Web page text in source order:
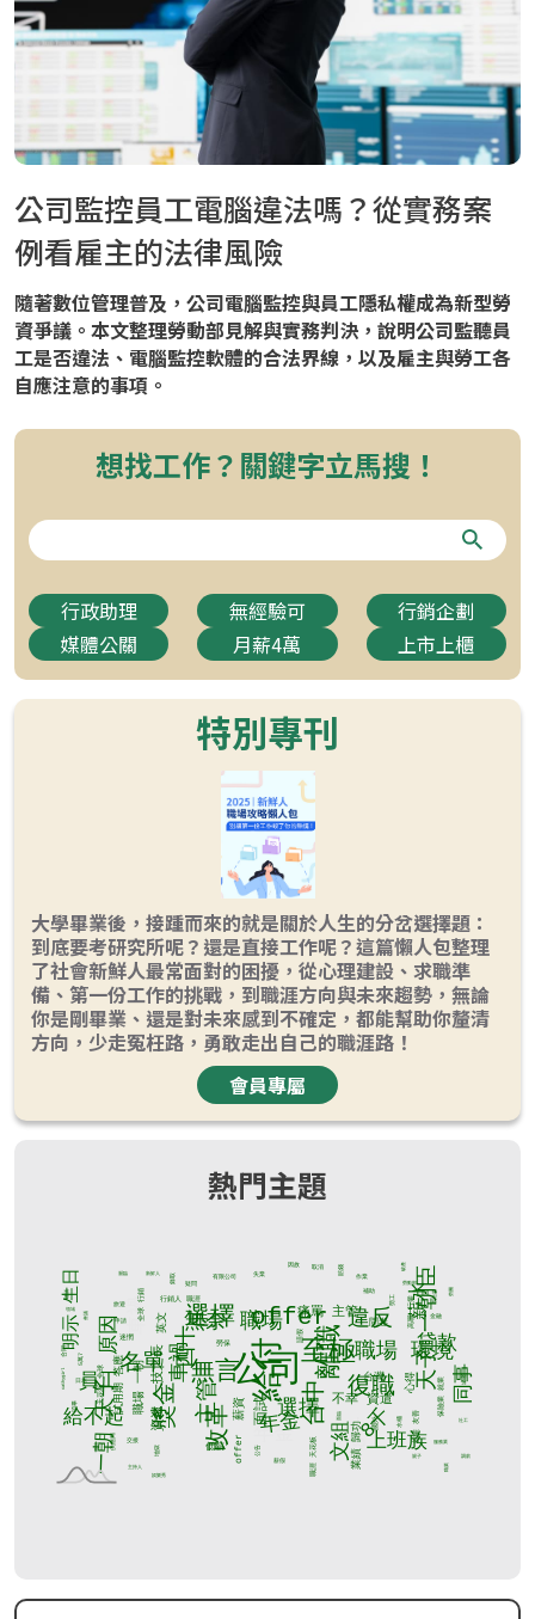
公司監控員工電腦違法嗎？從實務案
例看雇主的法律風險
隨著數位管理普及，公司電腦監控與員工隱私權成為新型勞
資爭議。本文整理勞動部見解與實務判決，說明公司監聽員
工是否違法、電腦監控軟體的合法界線，以及雇主與勞工各
自應注意的事項。
想找工作？關鍵字立馬搜！
行政助理 無經驗可
行銷企劃
媒體公關
月薪4萬 上市上櫃
特別專刊
大學畢業後，接踵而來的就是關於人生的分岔選擇題：
到底要考研究所呢？還是直接工作呢？這篇懶人包整理
了社會新鮮人最常面對的困擾，從心理建設、求職準
備、第一份工作的挑戰，到職涯方向與未來趨勢，無論
你是剛畢業、還是對未來感到不確定，都能幫助你釐清
方向，少走冤枉路，勇敢走出自己的職涯路！
會員專屬
熱門主題